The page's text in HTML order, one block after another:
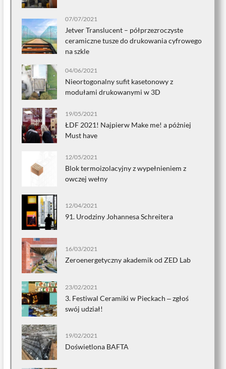
07/07/2021
Jetver Translucent – półprzezroczyste
ceramiczne tusze do drukowania cyfrowego
na szkle
04/06/2021
Nieortogonalny sufit kasetonowy z
modułami drukowanymi w 3D
19/05/2021
ŁDF 2021! Najpierw Make me! a póżniej
Must have
12/05/2021
Blok termoizolacyjny z wypełnieniem z
owczej wełny
12/04/2021
91. Urodziny Johannesa Schreitera
16/03/2021
Zeroenergetyczny akademik od ZED Lab
23/02/2021
3. Festiwal Ceramiki w Pieckach ‒ zgłoś
swój udział!
19/02/2021
Doświetlona BAFTA